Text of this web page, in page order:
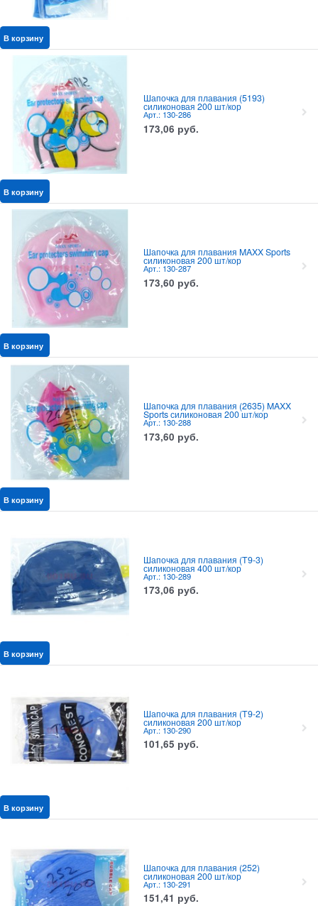
В корзину
Шапочка для плавания (5193)
силиконовая 200 шт/кор
Арт.: 130-286
173,06 руб.
В корзину
Шапочка для плавания MAXX Sports
силиконовая 200 шт/кор
Арт.: 130-287
173,60 руб.
В корзину
Шапочка для плавания (2635) MAXX
Sports силиконовая 200 шт/кор
Арт.: 130-288
173,60 руб.
В корзину
Шапочка для плавания (T9-3)
силиконовая 400 шт/кор
Арт.: 130-289
173,06 руб.
В корзину
Шапочка для плавания (T9-2)
силиконовая 200 шт/кор
Арт.: 130-290
101,65 руб.
В корзину
Шапочка для плавания (252)
силиконовая 200 шт/кор
Арт.: 130-291
151,41 руб.